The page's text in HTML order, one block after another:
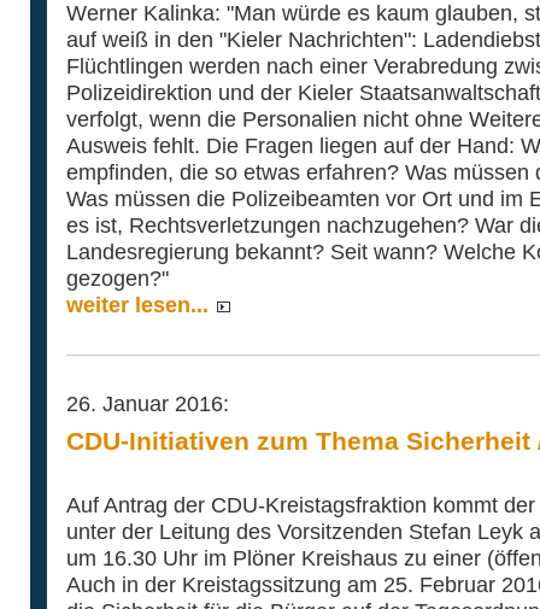
Werner Kalinka: "Man würde es kaum glauben,
auf weiß in den "Kieler Nachrichten":
Flüchtlingen werden nach einer Verabredung
Polizeidirektion und der Kieler
verfolgt, wenn die Personalien nicht ohne
Ausweis fehlt. Die Fragen liegen auf der Hand:
empfinden, die so etwas erfahren? Was
Was müssen die Polizeibeamten vor Ort und im
es ist, Rechtsverletzungen nachzugehen? War
Landesregierung bekannt? Seit wann? Welche
gezogen?"
weiter lesen...
26. Januar 2016:
CDU-Initiativen zum Thema
Auf Antrag der CDU-Kreistagsfraktion kommt
unter der Leitung des Vorsitzenden Stefan Leyk
um 16.30 Uhr im Plöner Kreishaus zu einer
Auch in der Kreistagssitzung am 25. Februar